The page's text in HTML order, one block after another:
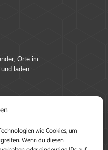
wie Cookies, um
Wenn du diesen
Orte im
laden
eigene